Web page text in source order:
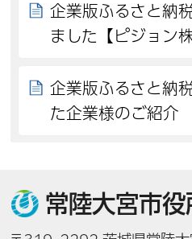
企業版ふるさと納
ました【ピジョン
企業版ふるさと納
た企業様のご紹介
常陸大宮市役